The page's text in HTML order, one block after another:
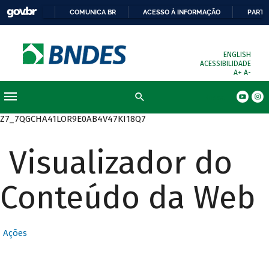
COMUNICA BR ACESSO À INFORMAÇÃO
ENGLISH
ACESSIBILIDADE
A+ A-
Z7_7QGCHA41LOR9E0AB4V47KI18Q7
Visualizador do
Conteúdo da Web
Ações